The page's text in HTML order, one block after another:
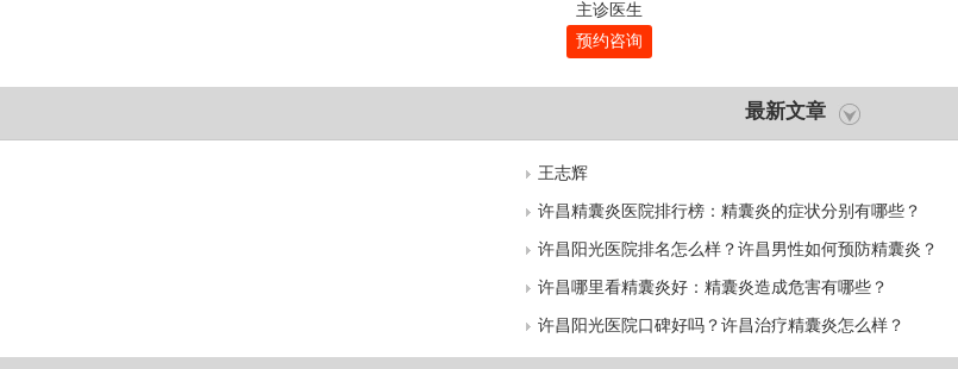
主诊医生
预约咨询
最新文章
王志辉
许昌精囊炎医院排行榜：精囊炎的症状分别有哪些？
许昌阳光医院排名怎么样？许昌男性如何预防精囊炎？
许昌哪里看精囊炎好：精囊炎造成危害有哪些？
许昌阳光医院口碑好吗？许昌治疗精囊炎怎么样？